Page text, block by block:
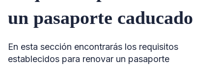
un pasaporte caducado
En esta sección encontrarás los requisitos
establecidos para renovar un pasaporte